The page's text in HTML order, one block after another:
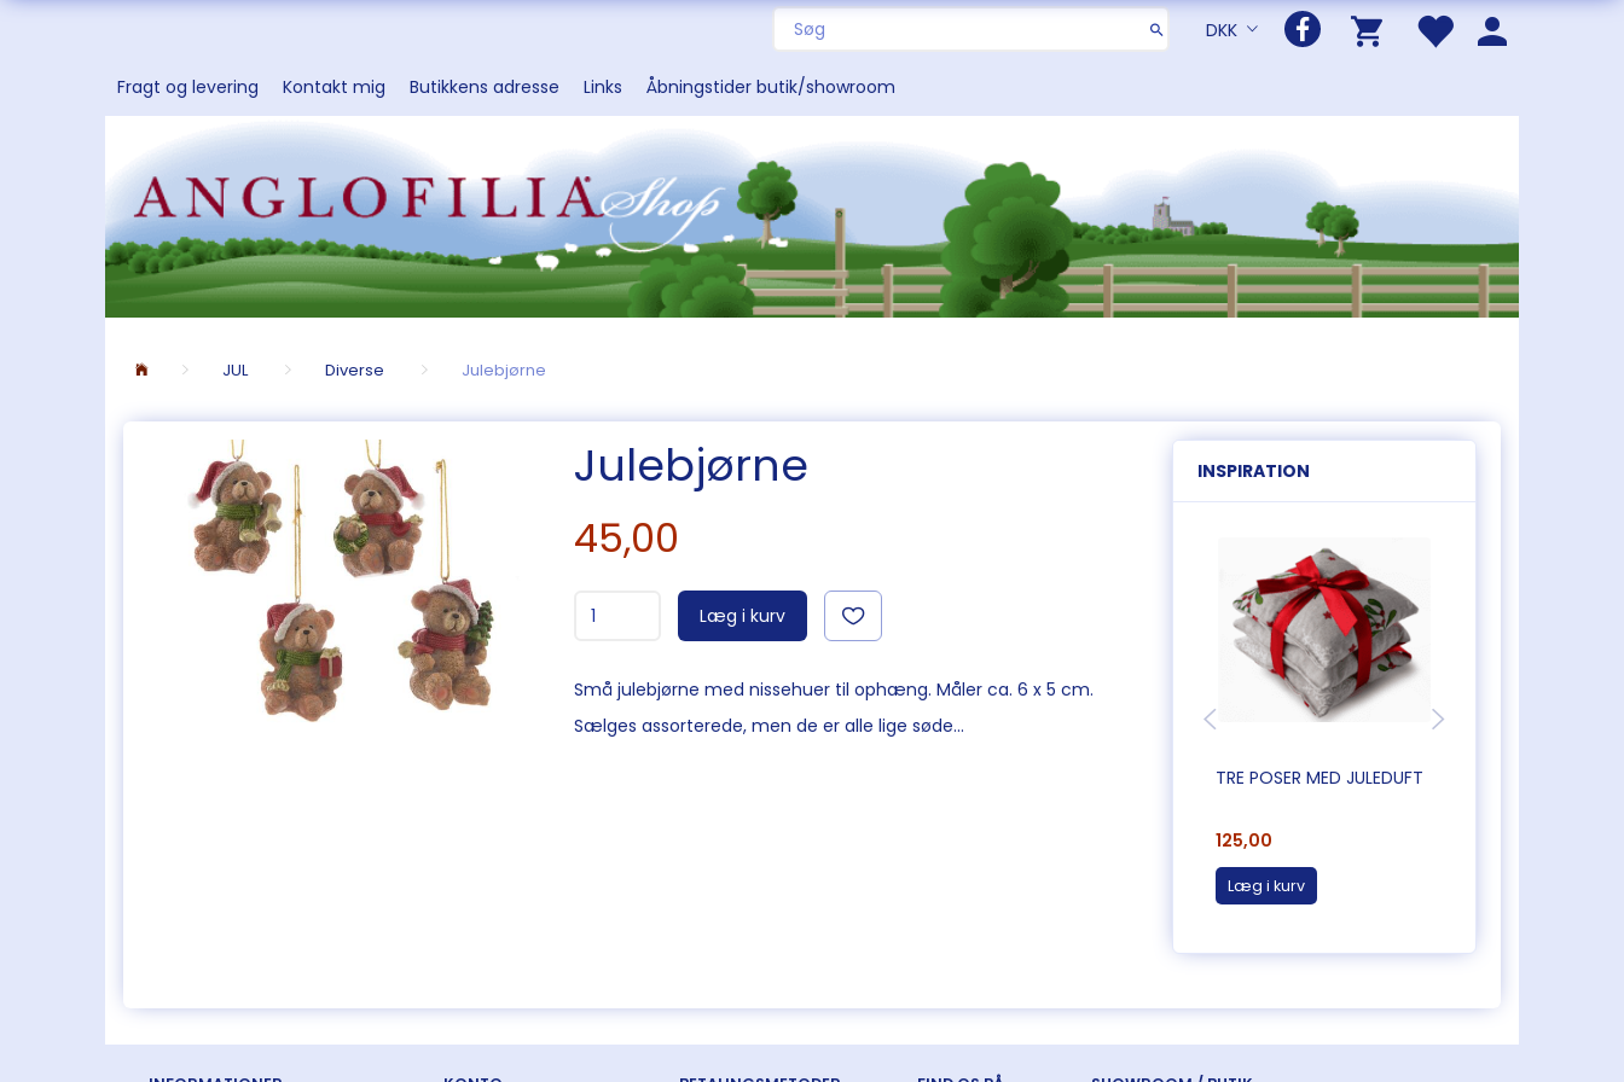
DKK
Fragt og levering Kontakt mig Butikkens adresse Links Åbningstider butik/showroom
JUL Diverse Julebjørne
Julebjørne
45,00
Læg i kurv
Små julebjørne med nissehuer til ophæng. Måler ca. 6 x 5 cm.
Sælges assorterede, men de er alle lige søde...
INSPIRATION
TRE POSER MED JULEDUFT
125,00
Læg i kurv